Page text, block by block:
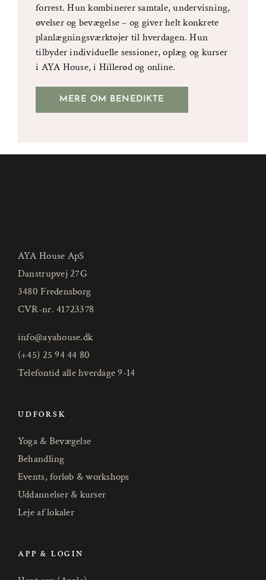
forrest. Hun kombinerer samtale, undervisning,
øvelser og bevægelse – og giver helt konkrete
planlægningsværktøjer til hverdagen. Hun
tilbyder individuelle sessioner, oplæg og kurser
i AYA House, i Hillerød og online.
MERE OM BENEDIKTE
AYA House ApS
Danstrupvej 27G
3480 Fredensborg
CVR-nr. 41723378
info@ayahouse.dk
(+45) 25 94 44 80
Telefontid alle hverdage 9-14
UDFORSK
Yoga & Bevægelse
Behandling
Events, forløb & workshops
Uddannelser & kurser
Leje af lokaler
APP & LOGIN